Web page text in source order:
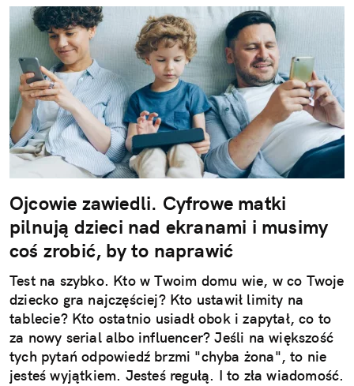
Ojcowie zawiedli. Cyfrowe matki
pilnują dzieci nad ekranami i musimy
coś zrobić, by to naprawić
Test na szybko. Kto w Twoim domu wie, w co Twoje
dziecko gra najczęściej? Kto ustawił limity na
tablecie? Kto ostatnio usiadł obok i zapytał, co to
za nowy serial albo influencer? Jeśli na większość
tych pytań odpowiedź brzmi "chyba żona", to nie
jesteś wyjątkiem. Jesteś regułą. I to zła wiadomość.